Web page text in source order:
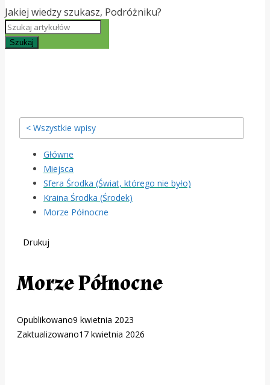
Jakiej wiedzy szukasz, Podróżniku?
Szukaj
< Wszystkie wpisy
Główne
Miejsca
Sfera Środka (Świat, którego nie było)
Kraina Środka (Środek)
Morze Północne
Drukuj
Morze Północne
Opublikowano9 kwietnia 2023
Zaktualizowano17 kwietnia 2026